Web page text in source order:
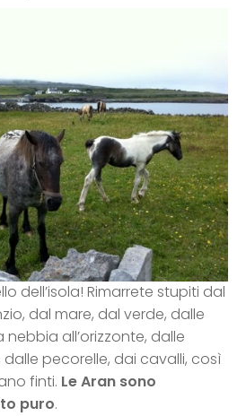
dell’isola! Rimarrete stupiti dal
dal mare, dal verde, dalle
all’orizzonte, dalle
pecorelle, dai cavalli, così
finti. Le Aran sono
puro.